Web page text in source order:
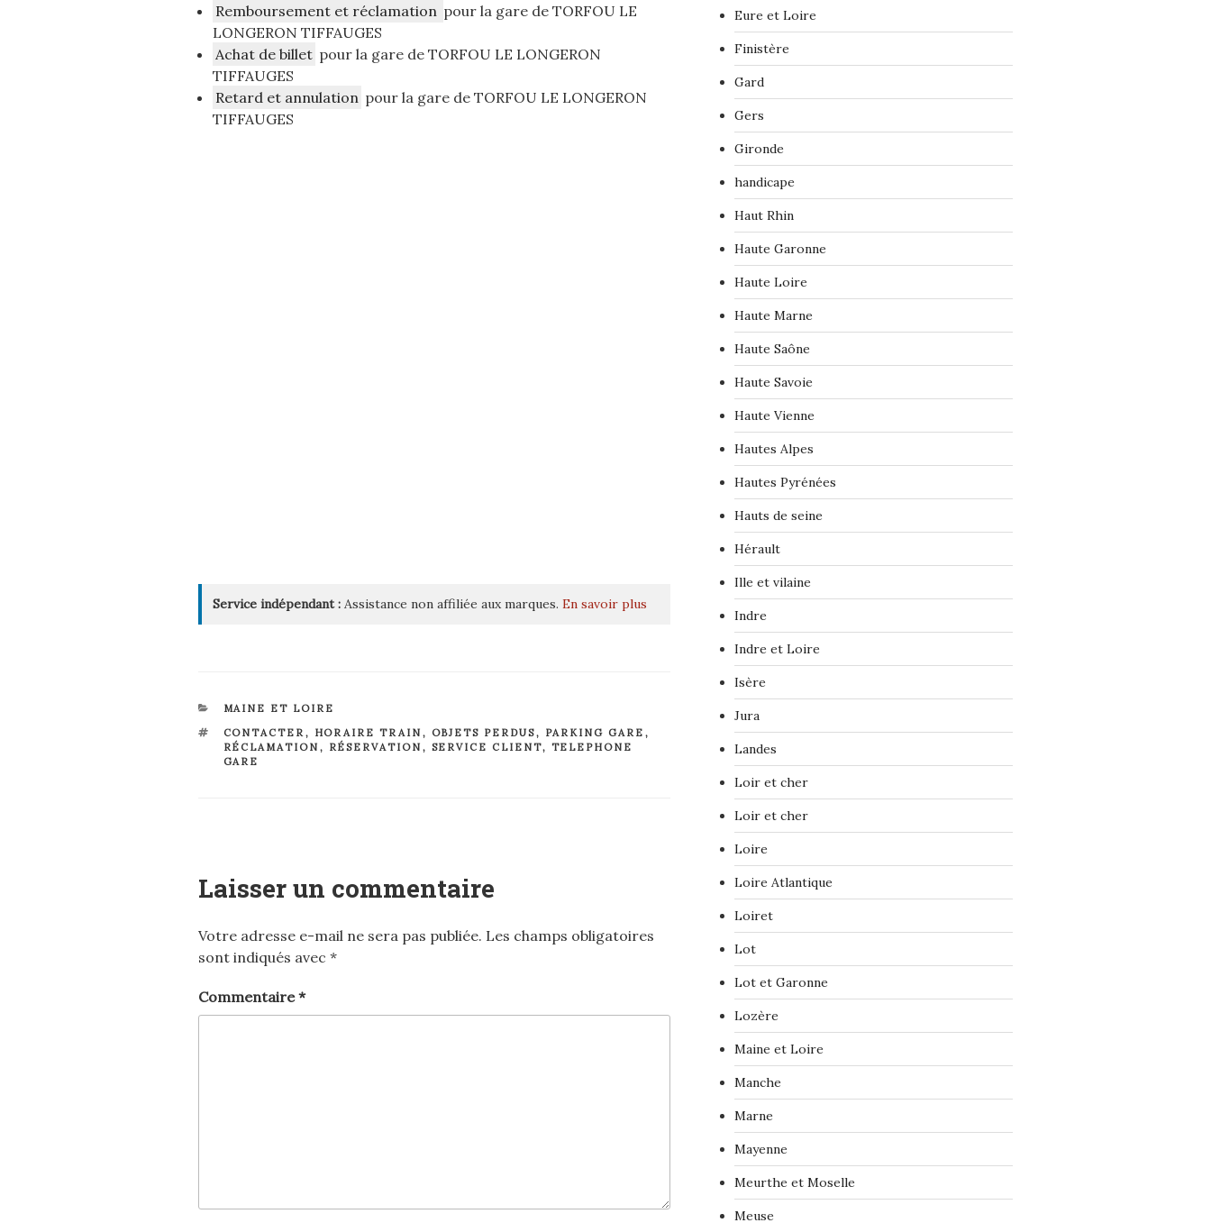
Remboursement et réclamation pour la gare de TORFOU LE
LONGERON TIFFAUGES
Achat de billet pour la gare de TORFOU LE LONGERON
TIFFAUGES
Retard et annulation pour la gare de TORFOU LE LONGERON
TIFFAUGES
Service indépendant : Assistance non affiliée aux marques. En savoir plus
CATÉGORIES
MAINE ET LOIRE
ÉTIQUETTES
CONTACTER, HORAIRE TRAIN , OBJETS PERDUS, PARKING GARE ,
RÉCLAMATION , RÉSERVATION , SERVICE CLIENT, TELEPHONE
GARE
Laisser un commentaire
Votre adresse e-mail ne sera pas publiée. Les champs obligatoires
sont indiqués avec *
Commentaire*
Eure et Loire
Finistère
Gard
Gers
Gironde
handicape
Haut Rhin
Haute Garonne
Haute Loire
Haute Marne
Haute Saône
Haute Savoie
Haute Vienne
Hautes Alpes
Hautes Pyrénées
Hauts de seine
Hérault
Ille et vilaine
Indre
Indre et Loire
Isère
Jura
Landes
Loir et cher
Loir et cher
Loire
Loire Atlantique
Loiret
Lot
Lot et Garonne
Lozère
Maine et Loire
Manche
Marne
Mayenne
Meurthe et Moselle
Meuse